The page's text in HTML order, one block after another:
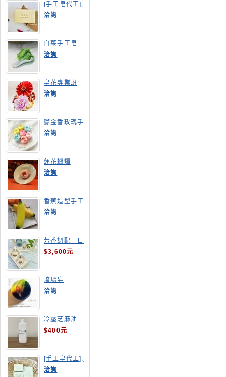
[手工皂代工],
膠原蛋白手工
皂
洽詢
白菜手工皂
洽詢
皂花專業班
洽詢
鬱金香玫瑰手
工皂(長高型)
洽詢
蓮花蠟燭
洽詢
香蕉造型手工
皂
洽詢
芳香調配一日
班
$3,600元
琉璃皂
洽詢
冷壓芝麻油
$400元
[手工皂代工],
酪梨手工皂
洽詢